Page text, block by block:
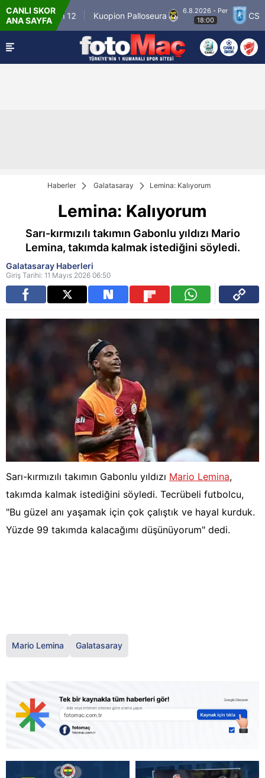
CANLI SKOR
ANA SAYFA
Match 12 Kuopion Palloseura
6.8.2026 - Per
18:00
CS
Haberler Galatasaray Lemina: Kalıyorum
Lemina: Kalıyorum
Sarı-kırmızılı takımın Gabonlu yıldızı Mario
Lemina, takımda kalmak istediğini söyledi.
Galatasaray Haberleri
Giriş Tarihi: 11 Mayıs 2026 06:50
Sarı-kırmızılı takımın Gabonlu yıldızı Mario Lemina,
takımda kalmak istediğini söyledi. Tecrübeli futbolcu,
"Bu güzel anı yaşamak için çok çalıştık ve hayal kurduk.
Yüzde 99 takımda kalacağımı düşünüyorum" dedi.
Mario Lemina Galatasaray